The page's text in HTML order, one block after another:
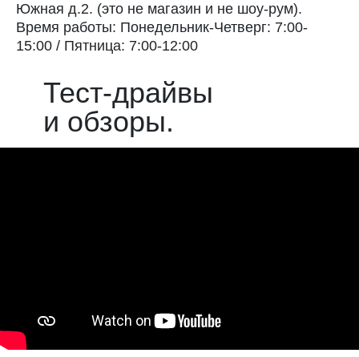
Южная д.2. (это не магазин и не шоу-рум).
Время работы: Понедельник-Четверг: 7:00-
15:00 / Пятница: 7:00-12:00
Тест-драйвы
и обзоры.